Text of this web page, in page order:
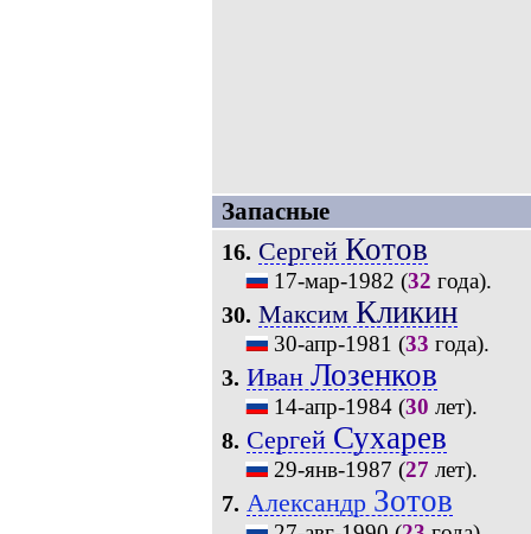
Запасные
16. Сергей Котов
17-мар-1982 (32 года).
30. Максим Кликин
30-апр-1981 (33 года).
3. Иван Лозенков
14-апр-1984(30 лет).
8. Сергей Сухарев
29-янв-1987 (27 лет).
7. Александр Зотов